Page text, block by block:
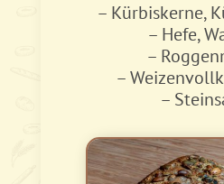
– Kürbiskerne,
– Hefe,
–
–
–